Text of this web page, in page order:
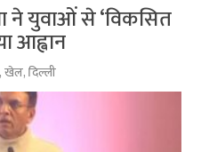
ने युवाओं से ‘विकसित
आह्वान
,खेल,दिल्ली